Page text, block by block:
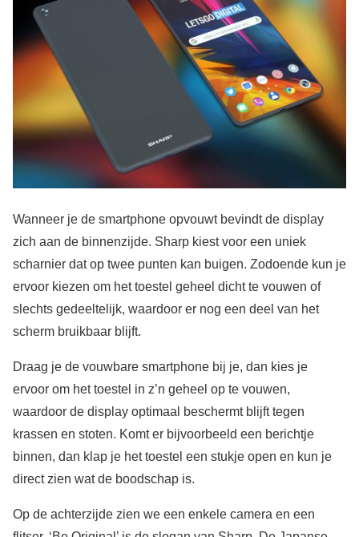
Wanneer je de smartphone opvouwt bevindt de display
zich aan de binnenzijde. Sharp kiest voor een uniek
scharnier dat op twee punten kan buigen. Zodoende kun je
ervoor kiezen om het toestel geheel dicht te vouwen of
slechts gedeeltelijk, waardoor er nog een deel van het
scherm bruikbaar blijft.
Draag je de vouwbare smartphone bij je, dan kies je
ervoor om het toestel in z’n geheel op te vouwen,
waardoor de display optimaal beschermt blijft tegen
krassen en stoten. Komt er bijvoorbeeld een berichtje
binnen, dan klap je het toestel een stukje open en kun je
direct zien wat de boodschap is.
Op de achterzijde zien we een enkele camera en een